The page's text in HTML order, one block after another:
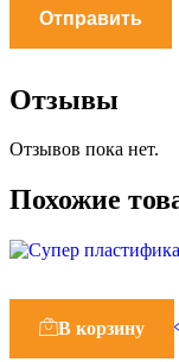
Отзывы
Отзывов пока нет.
Похожие
В корзину